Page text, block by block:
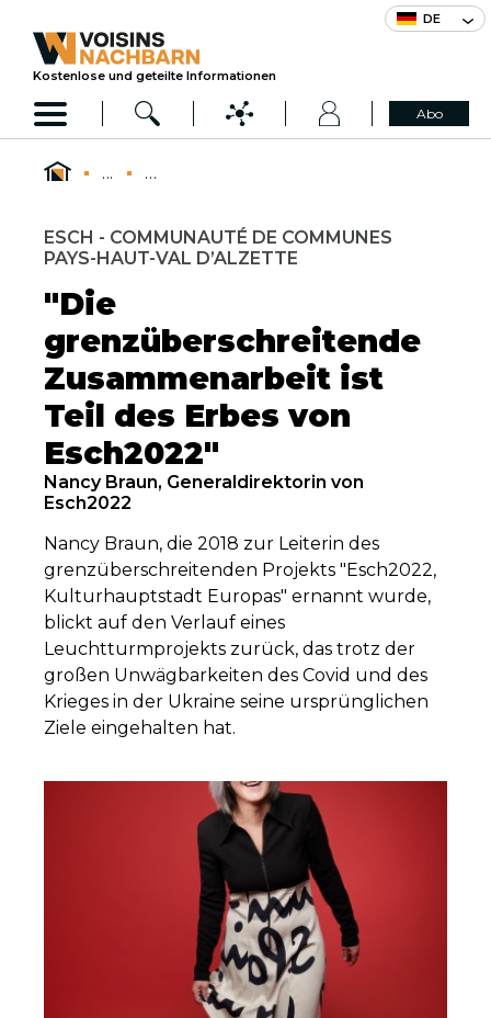
DE
Kostenlose und geteilte Informationen
Abo
... ...
ESCH - COMMUNAUTÉ DE COMMUNES
PAYS-HAUT-VAL D’ALZETTE
"Die
grenzüberschreitende
Zusammenarbeit ist
Teil des Erbes von
Esch2022"
Nancy Braun, Generaldirektorin von
Esch2022
Nancy Braun, die 2018 zur Leiterin des
grenzüberschreitenden Projekts "Esch2022,
Kulturhauptstadt Europas" ernannt wurde,
blickt auf den Verlauf eines
Leuchtturmprojekts zurück, das trotz der
großen Unwägbarkeiten des Covid und des
Krieges in der Ukraine seine ursprünglichen
Ziele eingehalten hat.